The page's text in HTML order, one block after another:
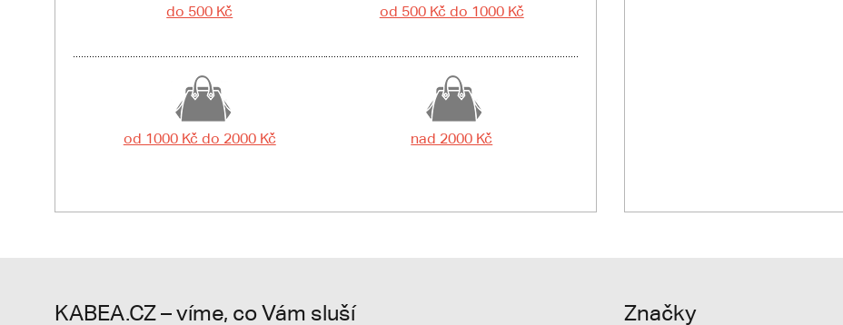
do 500 Kč od 500 Kč do 1000 Kč
od 1000 Kč do 2000 Kč nad 2000 Kč
KABEA.CZ – víme, co Vám sluší Značky